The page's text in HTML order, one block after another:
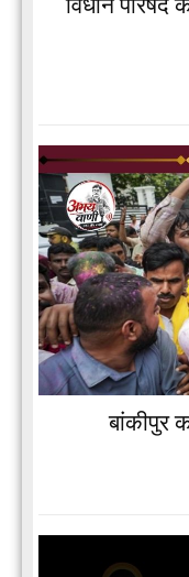
विधान परिषद
बांकीपुर